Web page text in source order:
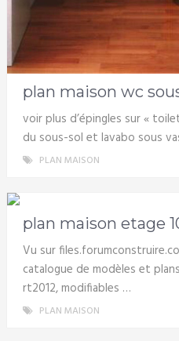
plan maison wc
voir plus d’épingles sur «
du sous-sol et lavabo sous
PLAN MAISON
plan maison etage
Vu sur
catalogue de modèles et
rt2012, modifiables …
PLAN MAISON